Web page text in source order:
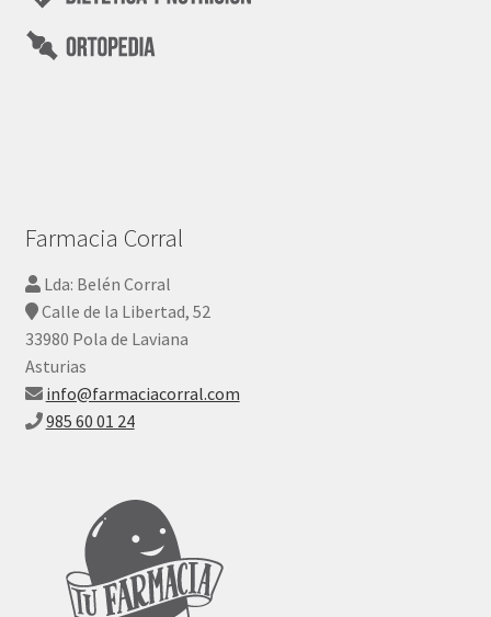
Farmacia Corral
Lda: Belén Corral
Calle de la Libertad, 52
33980 Pola de Laviana
Asturias
info@farmaciacorral.com
985 60 01 24